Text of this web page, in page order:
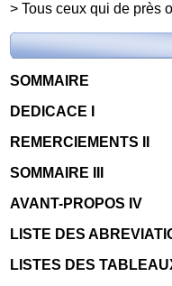
> Tous ceux qui de près
SOMMAIRE
DEDICACE I
REMERCIEMENTS II
SOMMAIRE III
AVANT-PROPOS IV
LISTE DES
LISTES DES